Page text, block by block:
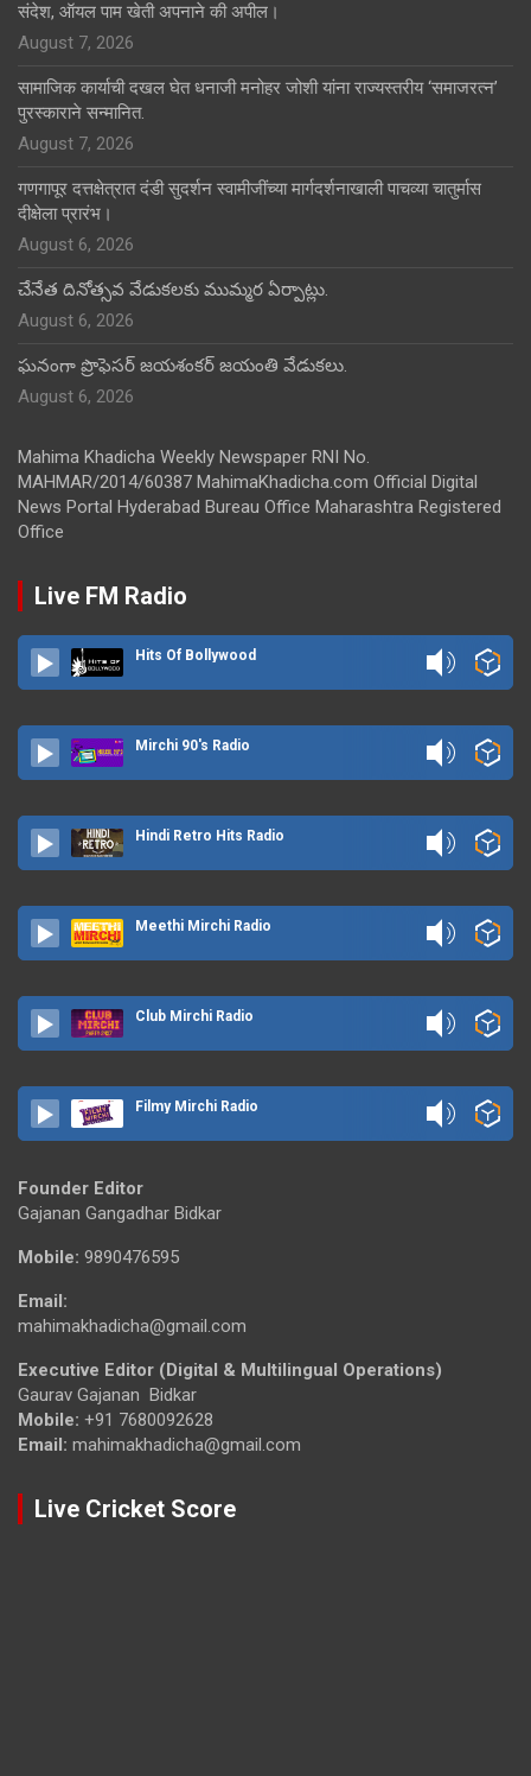
संदेश, ऑयल पाम खेती अपनाने की अपील।
August 7, 2026
सामाजिक कार्याची दखल घेत धनाजी मनोहर जोशी यांना राज्यस्तरीय ‘समाजरत्न’
पुरस्काराने सन्मानित.
August 7, 2026
गणगापूर दत्तक्षेत्रात दंडी सुदर्शन स्वामीजींच्या मार्गदर्शनाखाली पाचव्या चातुर्मास
दीक्षेला प्रारंभ।
August 6, 2026
చేనేత దినోత్సవ వేడుకలకు ముమ్మర ఏర్పాట్లు.
August 6, 2026
ఘనంగా ప్రొఫెసర్ జయశంకర్ జయంతి వేడుకలు.
August 6, 2026
Mahima Khadicha Weekly Newspaper RNI No.
MAHMAR/2014/60387 MahimaKhadicha.com Official Digital
News Portal Hyderabad Bureau Office Maharashtra Registered
Office
Live FM Radio
Hits Of Bollywood
Mirchi 90's Radio
Hindi Retro Hits Radio
Meethi Mirchi Radio
Club Mirchi Radio
Filmy Mirchi Radio
Founder Editor
Gajanan Gangadhar Bidkar
Mobile: 9890476595
Email:
mahimakhadicha@gmail.com
Executive Editor (Digital & Multilingual Operations)
Gaurav Gajanan Bidkar
Mobile: +91 7680092628
Email: mahimakhadicha@gmail.com
Live Cricket Score